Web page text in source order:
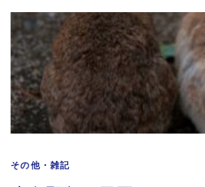
その他・雑記